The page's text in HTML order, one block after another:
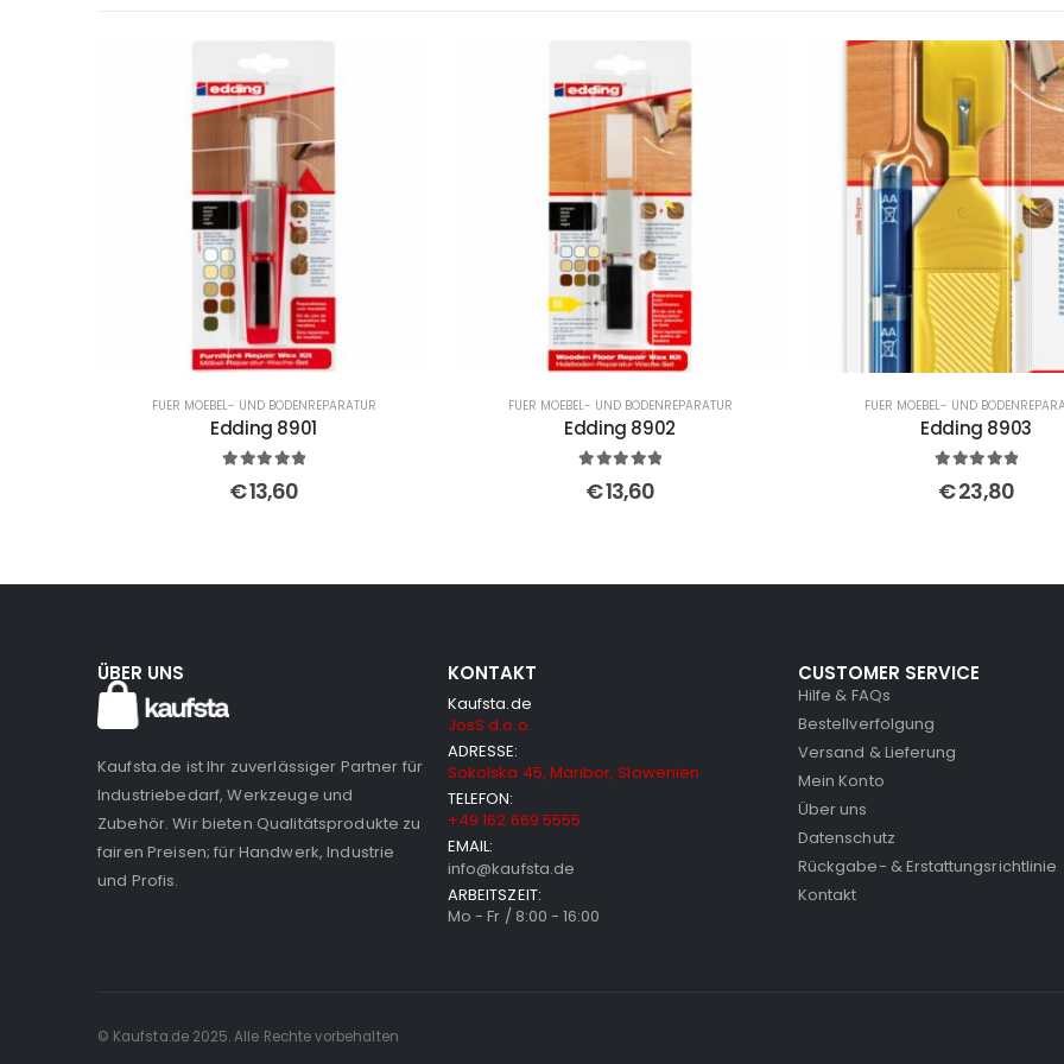
FUER MOEBEL- UND BODENREPARATUR
Edding 8901
out of 5
€13,60
FUER MOEBEL- UND BODENREPARATUR
Edding 8902
out of 5
€13,60
FUER MOEBEL- UND
Edding 8903
out of 5
€23,80
ÜBER UNS
Kaufsta.de ist Ihr zuverlässiger Partner für
Industriebedarf, Werkzeuge und
Zubehör. Wir bieten Qualitätsprodukte zu
fairen Preisen; für Handwerk, Industrie
und Profis.
KONTAKT
Kaufsta.de
JosS d.o.o.
ADRESSE:
Sokolska 45, Maribor, Slowenien
TELEFON:
+49 162 669 5555
EMAIL:
info@kaufsta.de
ARBEITSZEIT:
Mo - Fr / 8:00 - 16:00
CUSTOMER SERVICE
Hilfe & FAQs
Bestellverfolgung
Versand & Lieferung
Mein Konto
Über uns
Datenschutz
Rückgabe- & Erstattungsrichtlinie
Kontakt
© Kaufsta.de 2025. Alle Rechte vorbehalten